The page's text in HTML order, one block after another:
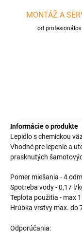
MONTÁŽ A
od profesionálov
Informácie o produkte
Lepidlo s chemickou
Vhodné pre lepenie a
prasknutých
Pomer miešania - 4
Spotreba vody - 0,17 l/
Teplota použitia - max
Hrúbka vrstvy max. do
Odporúčania: